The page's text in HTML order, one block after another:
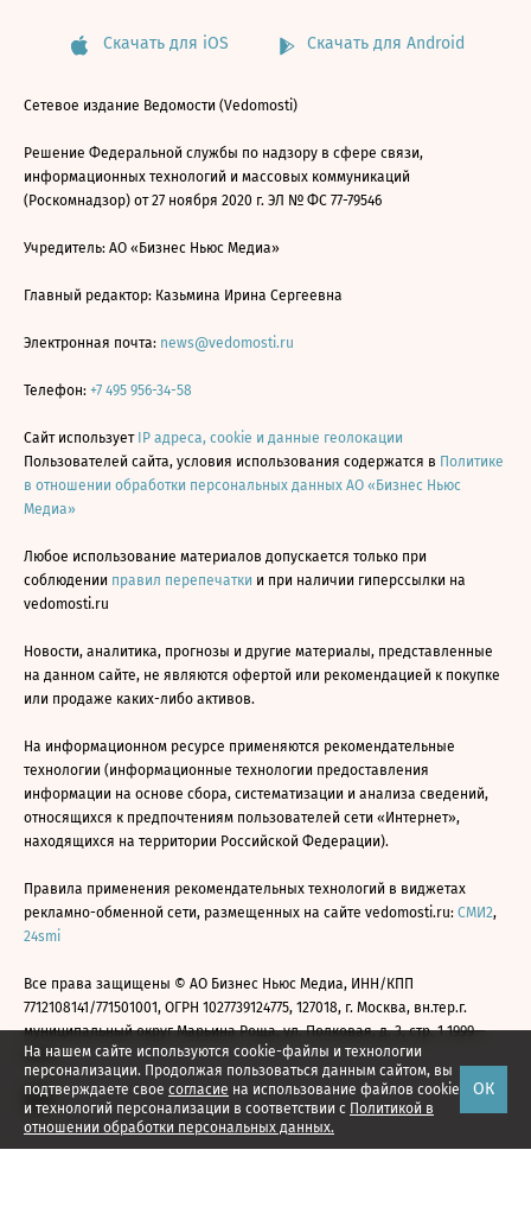
На нашем сайте используются cookie-файлы и технологии
персонализации. Продолжая пользоваться данным сайтом, вы
подтверждаете свое согласие на использование файлов cookie
и технологий персонализации в соответствии с Политикой в
отношении обработки персональных данных.
ОК
Скачать для iOS Скачать для Android
Сетевое издание Ведомости (Vedomosti)
Решение Федеральной службы по надзору в сфере связи,
информационных технологий и массовых коммуникаций
(Роскомнадзор) от 27 ноября 2020 г. ЭЛ № ФС 77-79546
Учредитель: АО «Бизнес Ньюс Медиа»
Главный редактор: Казьмина Ирина Сергеевна
Электронная почта: news@vedomosti.ru
Телефон: +7 495 956-34-58
Сайт использует IP адреса, cookie и данные геолокации
Пользователей сайта, условия использования содержатся в Политике
в отношении обработки персональных данных АО «Бизнес Ньюс
Медиа»
Любое использование материалов допускается только при
соблюдении правил перепечатки и при наличии гиперссылки на
vedomosti.ru
Новости, аналитика, прогнозы и другие материалы, представленные
на данном сайте, не являются офертой или рекомендацией к покупке
или продаже каких-либо активов.
На информационном ресурсе применяются рекомендательные
технологии (информационные технологии предоставления
информации на основе сбора, систематизации и анализа сведений,
относящихся к предпочтениям пользователей сети «Интернет»,
находящихся на территории Российской Федерации).
Правила применения рекомендательных технологий в виджетах
рекламно-обменной сети, размещенных на сайте vedomosti.ru: СМИ2,
24smi
Все права защищены © АО Бизнес Ньюс Медиа, ИНН/КПП
7712108141/771501001, ОГРН 1027739124775, 127018, г. Москва, вн.тер.г.
муниципальный округ Марьина Роща, ул. Полковая, д. 3, стр. 1 1999—
2026